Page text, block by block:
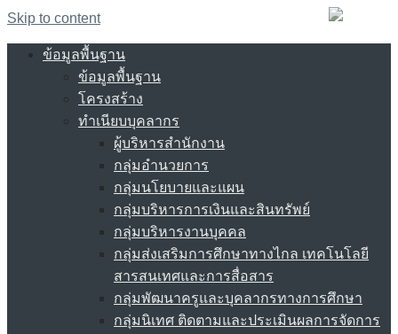
Skip to content
ข้อมูลพื้นฐาน
ข้อมูลพื้นฐาน
โครงสร้าง
ทำเนียบบุคลากร
ผู้บริหารสำนักงาน
กลุ่มอำนวยการ
กลุ่มนโยบายและแผน
กลุ่มบริหารการเงินและสินทรัพย์
กลุ่มบริหารงานบุคคล
กลุ่มส่งเสริมการศึกษาทางไกล เทคโนโลยี
สารสนเทศและการสื่อสาร
กลุ่มพัฒนาครูและบุคลากรทางการศึกษา
กลุ่มนิเทศ ติดตามและประเมินผลการจัดการ